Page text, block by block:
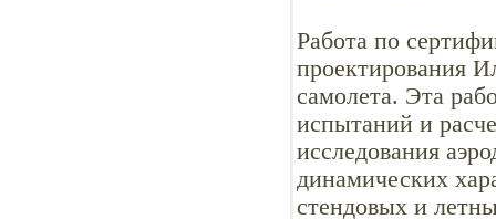
Работа по
проектирования
самолета. Эта
испытаний и
исследования
динамических
стендовых и